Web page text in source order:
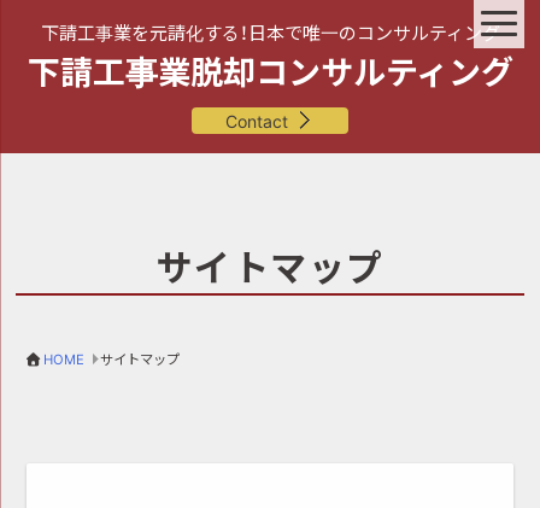
下請工事業を元請化する！日本で唯一のコンサルティング
下請工事業脱却コンサルティング
Contact
サイトマップ
HOME サイトマップ